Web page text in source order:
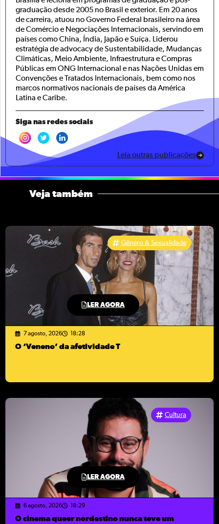
graduação desde 2005 no Brasil e exterior. Em 20 anos
de carreira, atuou no Governo Federal brasileiro na área
de Comércio e Negociações Internacionais, servindo em
países como China, Índia, Japão e Suíça. Liderou
estratégia de advocacy de Sustentabilidade, Mudanças
Climáticas, Meio Ambiente, Infraestrutura e Compras
Públicas em ONG Internacional e nas Nações Unidas em
Convenções e Tratados Internacionais, bem como nos
marcos normativos nacionais de países da América
Latina e Caribe.
Siga nas redes sociais
Leia outras publicações
Veja também
LER AGORA
Gênero & Sexualidade
7 agosto, 2026 18:28
O ‘Veneno’ da afetividade T
LER AGORA
Cultura
6 agosto, 2026 18:29
O cinema queer nordestino nunca teve um